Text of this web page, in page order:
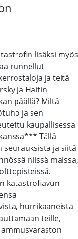
lisäksi myös
runnellut
ja teitä
ja Haitin
päällä? Miltä
ja sen
kaupallisessa
Tällä
ja siitä
niissä maissa,
katastrofiavun
hurrikaaneista
teille,